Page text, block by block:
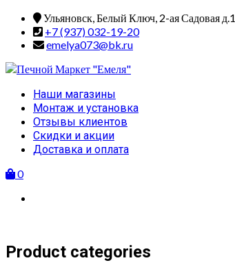
Skip
content
Ульяновск, Белый Ключ, 2-ая Садовая д.1
+7 (937) 032-19-20
emelya073@bk.ru
Primary
Menu
Наши магазины
Монтаж и установка
Отзывы клиентов
Скидки и акции
Доставка и оплата
0
Product categories